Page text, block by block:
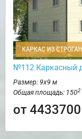
КАРКАС ИЗ
№112 Каркасный
Размер: 9х9 м
Общая площадь: 1502
от 4433700